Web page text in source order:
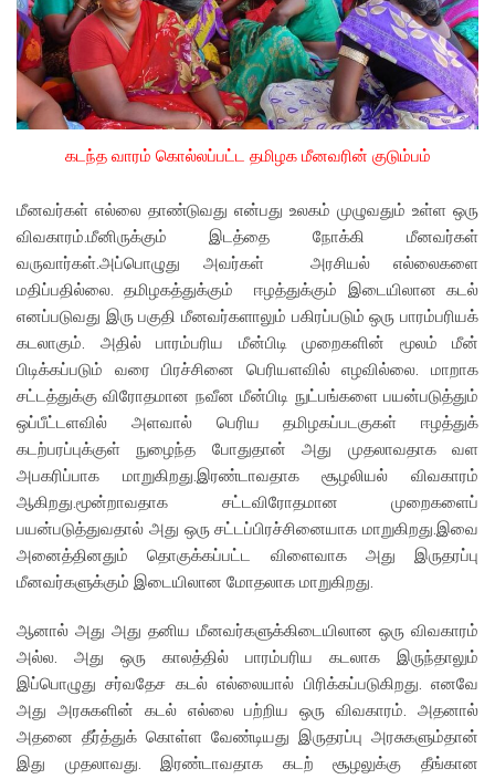
கடந்த வாரம் கொல்லப்பட்ட தமிழக மீனவரின் குடும்பம்
மீனவர்கள் எல்லை தாண்டுவது என்பது உலகம் முழுவதும் உள்ள ஒரு
விவகாரம்.மீனிருக்கும் இடத்தை நோக்கி மீனவர்கள்
வருவார்கள்.அப்பொழுது அவர்கள் அரசியல் எல்லைகளை
மதிப்பதில்லை. தமிழகத்துக்கும் ஈழத்துக்கும் இடையிலான கடல்
எனப்படுவது இரு பகுதி மீனவர்களாலும் பகிரப்படும் ஒரு பாரம்பரியக்
கடலாகும். அதில் பாரம்பரிய மீன்பிடி முறைகளின் மூலம் மீன்
பிடிக்கப்படும் வரை பிரச்சினை பெரியளவில் எழவில்லை. மாறாக
சட்டத்துக்கு விரோதமான நவீன மீன்பிடி நுட்பங்களை பயன்படுத்தும்
ஒப்பீட்டளவில் அளவால் பெரிய தமிழகப்படகுகள் ஈழத்துக்
கடற்பரப்புக்குள் நுழைந்த போதுதான் அது முதலாவதாக வள
அபகரிப்பாக மாறுகிறது.இரண்டாவதாக சூழலியல் விவகாரம்
ஆகிறது.மூன்றாவதாக சட்டவிரோதமான முறைகளைப்
பயன்படுத்துவதால் அது ஒரு சட்டப்பிரச்சினையாக மாறுகிறது.இவை
அனைத்தினதும் தொகுக்கப்பட்ட விளைவாக அது இருதரப்பு
மீனவர்களுக்கும் இடையிலான மோதலாக மாறுகிறது.
ஆனால் அது அது தனிய மீனவர்களுக்கிடையிலான ஒரு விவகாரம்
அல்ல. அது ஒரு காலத்தில் பாரம்பரிய கடலாக இருந்தாலும்
இப்பொழுது சர்வதேச கடல் எல்லையால் பிரிக்கப்படுகிறது. எனவே
அது அரசுகளின் கடல் எல்லை பற்றிய ஒரு விவகாரம். அதனால்
அதனை தீர்த்துக் கொள்ள வேண்டியது இருதரப்பு அரசுகளும்தான்
இது முதலாவது. இரண்டாவதாக கடற் சூழலுக்கு தீங்கான